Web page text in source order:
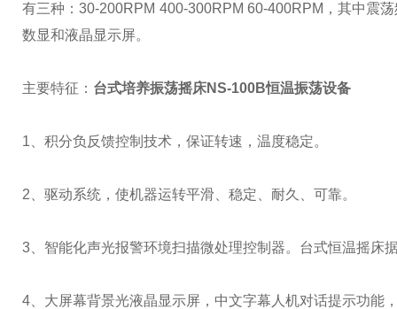
有三种：30-200RPM 400-300RPM 60-400RPM，其中震
数显和液晶显示屏。
主要特征： 台式培养振荡摇床NS-100B恒温振荡设备
1、积分负反馈控制技术，保证转速，温度稳定。
2、驱动系统，使机器运转平滑、稳定、耐久、可靠。
3、智能化声光报警环境扫描微处理控制器。台式恒温摇床
4、大屏幕背景光液晶显示屏，中文字幕人机对话提示功能